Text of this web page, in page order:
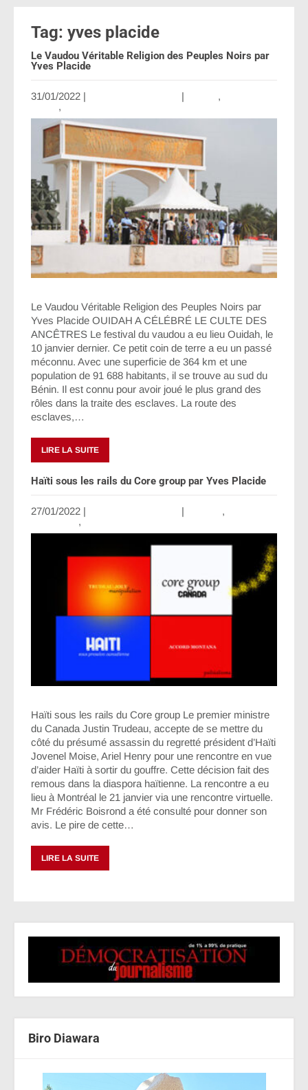
Tag: yves placide
Le Vaudou Véritable Religion des Peuples Noirs par
Yves Placide
31/01/2022 | | ,
,
Le Vaudou Véritable Religion des Peuples Noirs par
Yves Placide OUIDAH A CÉLÉBRÉ LE CULTE DES
ANCÊTRES Le festival du vaudou a eu lieu Ouidah, le
10 janvier dernier. Ce petit coin de terre a eu un passé
méconnu. Avec une superficie de 364 km et une
population de 91 688 habitants, il se trouve au sud du
Bénin. Il est connu pour avoir joué le plus grand des
rôles dans la traite des esclaves. La route des
esclaves,…
LIRE LA SUITE
Haïti sous les rails du Core group par Yves Placide
27/01/2022 | |
,
,
Haïti sous les rails du Core group Le premier ministre
du Canada Justin Trudeau, accepte de se mettre du
côté du présumé assassin du regretté président d’Haïti
Jovenel Moise, Ariel Henry pour une rencontre en vue
d’aider Haïti à sortir du gouffre. Cette décision fait des
remous dans la diaspora haïtienne. La rencontre a eu
lieu à Montréal le 21 janvier via une rencontre virtuelle.
Mr Frédéric Boisrond a été consulté pour donner son
avis. Le pire de cette…
LIRE LA SUITE
Biro Diawara